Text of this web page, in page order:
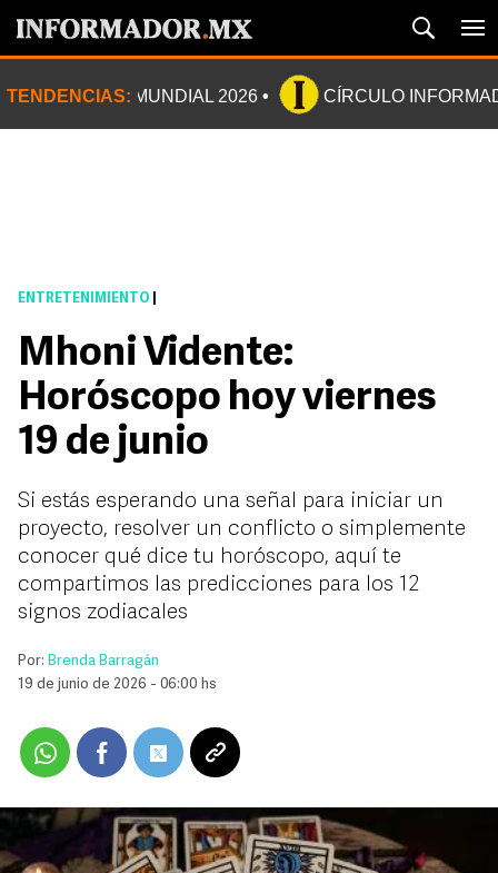
TENDENCIAS: MUNDIAL 2026 CÍRCULO
ENTRETENIMIENTO
Mhoni Vidente:
Horóscopo hoy viernes
19 de junio
Si estás esperando una señal para iniciar un
proyecto, resolver un conflicto o simplemente
conocer qué dice tu horóscopo, aquí te
compartimos las predicciones para los 12
signos zodiacales
Por: Brenda Barragán
19 de junio de 2026 - 06:00 hs